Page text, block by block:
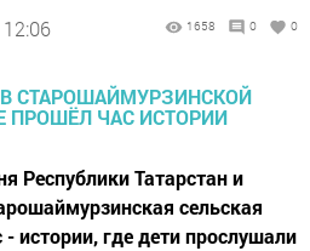
1658 0 0
Республики Татарстан и
сельская
истории, где дети прослушали